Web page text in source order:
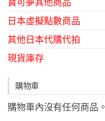
日本虛擬點數商品
其他日本代購代拍
現貨庫存
購物車
購物車內沒有任何商品。